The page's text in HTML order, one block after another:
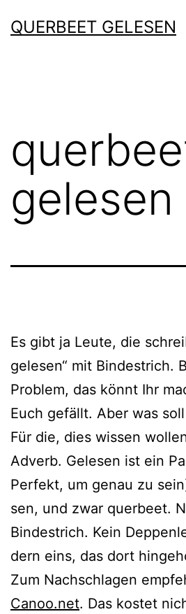
Inhalt
QUERBEET GELESEN
gelesen
Es gibt ja Leute, die
gele­sen“ mit Bindestrich.
Problem, das könnt Ihr
Euch gefällt. Aber was
Für die, dies wis­sen
Adverb. Gelesen ist ein
Perfekt, um genau zu
sen, und zwar quer­beet.
Bindestrich. Kein
dern eins, das dort
Zum Nachschlagen
Canoo.net. Das kos­tet